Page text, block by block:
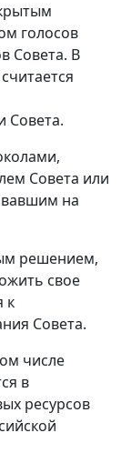
голосов
Совета. В
Совета.
Совета или
на
решением,
свое
к
Совета.
числе
в
ресурсов